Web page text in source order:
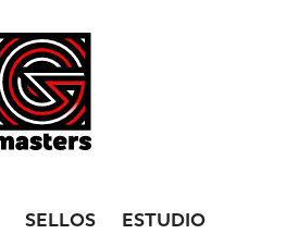
SELLOS
ESTUDIO